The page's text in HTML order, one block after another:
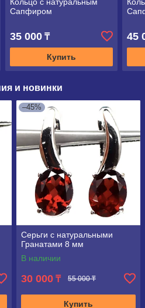
Сапфиром
35 000₸
Купить
45
и новинки
–45%
Серьги с натуральными
Гранатами 8 мм
В наличии
30 000 ₸ 55 000 ₸
Купить